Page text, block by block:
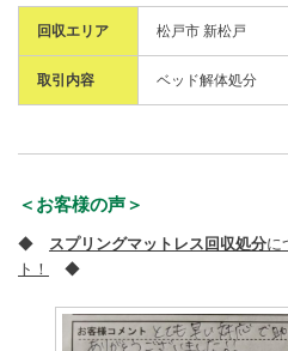
回収エリア 松戸市 新松戸
取引内容 ベッド解体処分
＜お客様の声＞
◆ スプリングマットレス回収処分に
ト！
◆